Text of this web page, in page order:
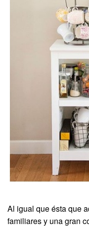
Al igual que ésta que
familiares y una gran